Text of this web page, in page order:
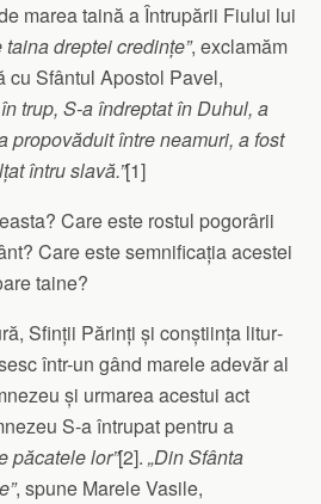
marea taină a Întrupării Fiului lui
taina dreptei credințe”, exclamăm
cu Sfântul Apostol Pavel,
trup, S-a îndreptat în Duhul, a
pro­povăduit între neamuri, a fost
întru slavă.”[1]
Care este rostul pogorârii
Care este semnificația acestei
taine?
Sfinții Părinți și conștiința litur­
într-un gând marele adevăr al
și urmarea acestui act
S-a întrupat pentru a
păcatele lor”[2]. „Din Sfânta
, spune Marele Vasile,